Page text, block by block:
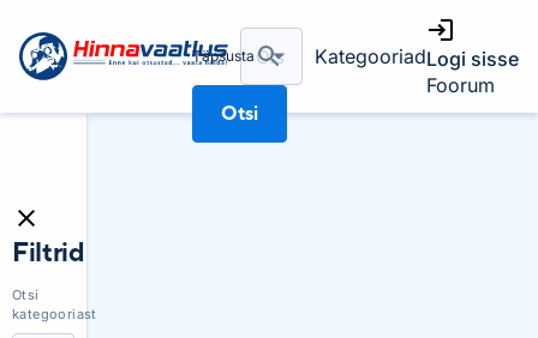
Täpsusta
Otsi
KategooriadLogi sisse
Foorum
Filtrid
Otsi
kategooriast